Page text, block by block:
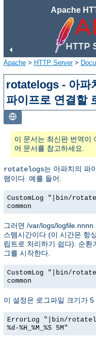
Apache
Apache > HTTP Server>
rotatelogs - 아파
파이프로 연결할
이 문서는 최신판 번역이
어 문서를 참고하세요.
rotatelogs는 아파치의 파
램이다. 예를 들어:
CustomLog "|bin/
common
그러면 /var/logs/
스템시간이다 (이 시간은 항
립트로 처리하기 쉽다). 순환
그를 시작한다.
CustomLog "|bin/
common
이 설정은 로그파일 크기가
ErrorLog "|bin/
%d-%H_%M_%S 5M"